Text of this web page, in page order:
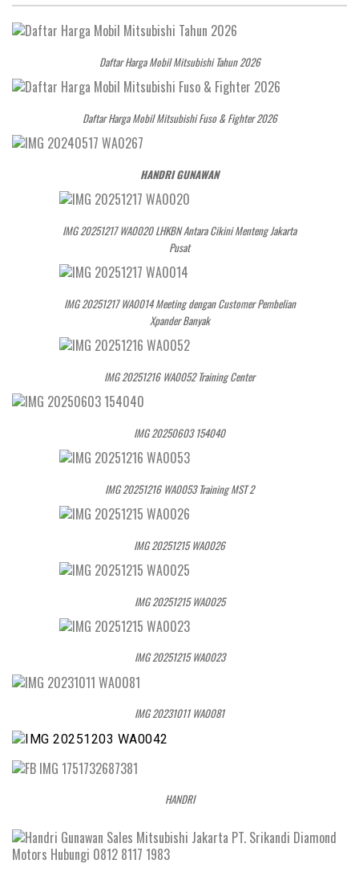
Daftar Harga Mobil Mitsubishi Tahun 2026
Daftar Harga Mobil Mitsubishi Fuso & Fighter 2026
HANDRI GUNAWAN
IMG 20251217 WA0020 LHKBN Antara Cikini Menteng Jakarta
Pusat
IMG 20251217 WA0014 Meeting dengan Customer Pembelian
Xpander Banyak
IMG 20251216 WA0052 Training Center
IMG 20250603 154040
IMG 20251216 WA0053 Training MST 2
IMG 20251215 WA0026
IMG 20251215 WA0025
IMG 20251215 WA0023
IMG 20231011 WA0081
HANDRI